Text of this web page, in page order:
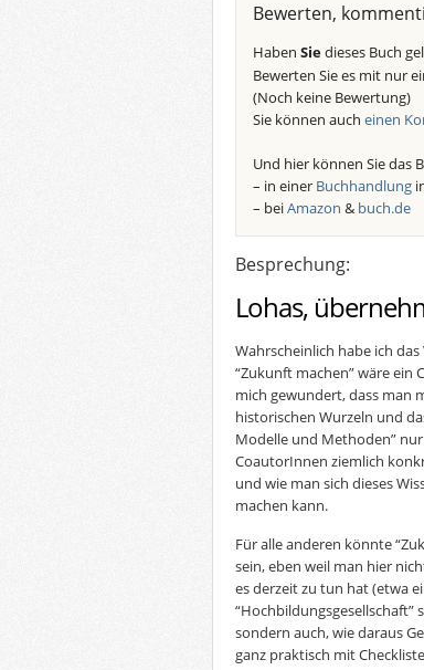
Bewerten,
Haben Siedieses Buch
Bewerten Sie es mit nur
(Noch keine Bewertung)
Sie können auch einen
Und hier können Sie das
– in einer Buchhandlung
– beiAmazon & buch.de
Besprechung:
Lohas,
Wahrscheinlich habe ich
“Zukunft machen” wäre ein
mich gewundert, dass man
historischen Wurzeln und
Modelle und Methoden”
CoautorInnen ziemlich
und wie man sich dieses
machen kann.
Für alle anderen könnte
sein, eben weil man hier
es derzeit zu tun hat (etwa
“Hochbildungsgesellschaft”
sondern auch, wie daraus
ganz praktisch mit